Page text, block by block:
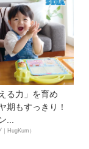
る力」を育め
期もすっきり！
...
HugKum）